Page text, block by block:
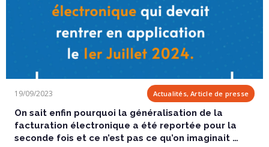
On sait enfin pourquoi la généralisation de la...
19/09/2023 Actualités, Article de presse
On sait enfin pourquoi la généralisation de la
facturation électronique a été reportée pour la
seconde fois et ce n’est pas ce qu’on imaginait …